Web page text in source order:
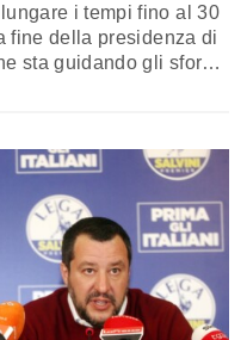
i tempi fino al 30
fine della presidenza di
sta guidando gli sforzi